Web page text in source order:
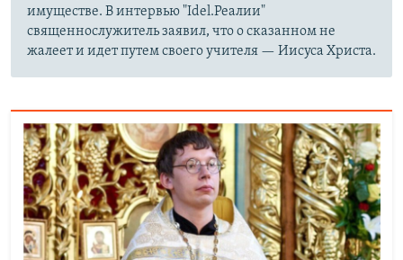
имуществе. В интервью "Idel.Реалии"
священнослужитель заявил, что о сказанном не
жалеет и идет путем своего учителя — Иисуса Христа.